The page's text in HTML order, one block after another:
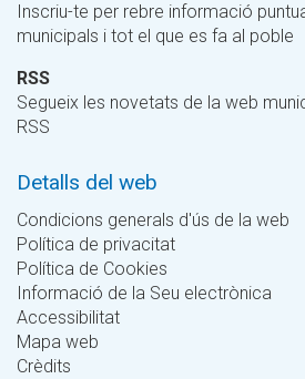
Inscriu-te per rebre informació
municipals i tot el que es fa al poble
RSS
Segueix les novetats de la web
RSS
Detalls del web
Condicions generals d'ús de la web
Política de privacitat
Política de Cookies
Informació de la Seu electrònica
Accessibilitat
Mapa web
Crèdits